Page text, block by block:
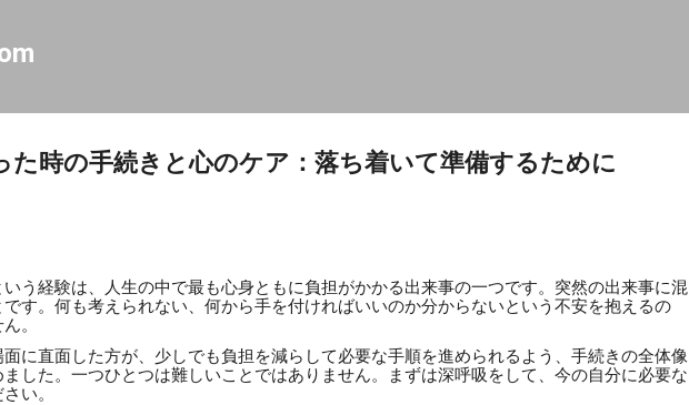
た時の手続きと心のケア：落ち着いて準備するために
う経験は、人生の中で最も心身ともに負担がかかる出来事の一つです。突然の出来事に混
す。何も考えられない、何から手を付ければいいのか分からないという不安を抱えるの
。
に直面した方が、少しでも負担を減らして必要な手順を進められるよう、手続きの全体像
した。一つひとつは難しいことではありません。まずは深呼吸をして、今の自分に必要な
い。